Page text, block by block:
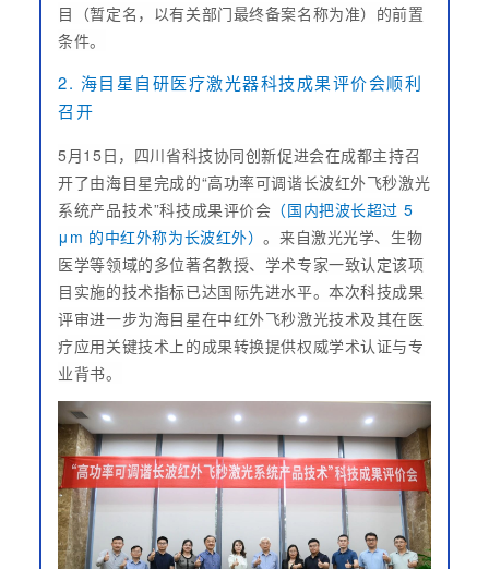
目（暂定名，以有关部门最终备案名称为准）的前置
条件。
2. 海目星自研医疗激光器科技成果评价会顺利
召开
5月15日，四川省科技协同创新促进会在成都主持召
开了由海目星完成的“高功率可调谐长波红外飞秒激光
系统产品技术”科技成果评价会 （国内把波长超过 5
μm 的中红外称为长波红外）。来自激光光学、生物
医学等领域的多位著名教授、学术专家一致认定该项
目实施的技术指标已达国际先进水平。本次科技成果
评审进一步为海目星在中红外飞秒激光技术及其在医
疗应用关键技术上的成果转换提供权威学术认证与专
业背书。